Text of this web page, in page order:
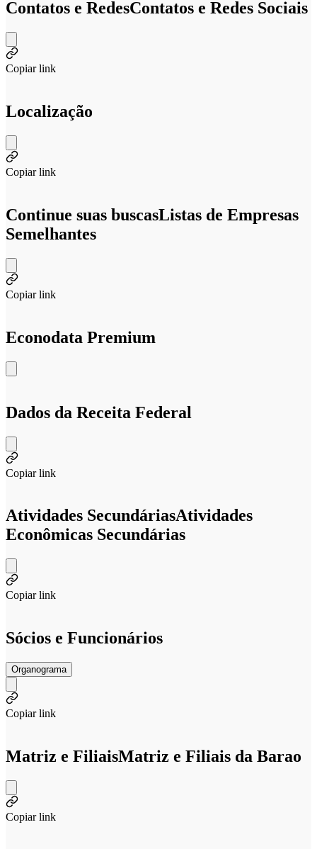
Contatos e RedesContatos e Redes Sociais
Copiar link
Localização
Copiar link
Continue suas buscasListas de Empresas
Semelhantes
Copiar link
Econodata Premium
Dados da Receita Federal
Copiar link
Atividades SecundáriasAtividades
Econômicas Secundárias
Copiar link
Sócios e Funcionários
Organograma
Copiar link
Matriz e FiliaisMatriz e Filiais da Barao
Copiar link